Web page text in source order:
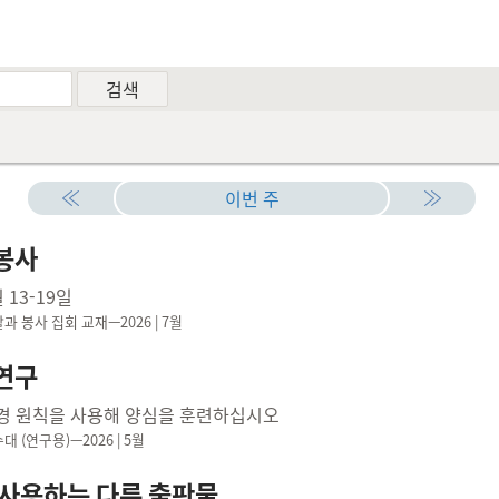
이번 주
사
13-19일
과 봉사 집회 교재—2026 | 7월
구
원칙을 사용해 양심을 훈련하십시오
대 (연구용)—2026 | 5월